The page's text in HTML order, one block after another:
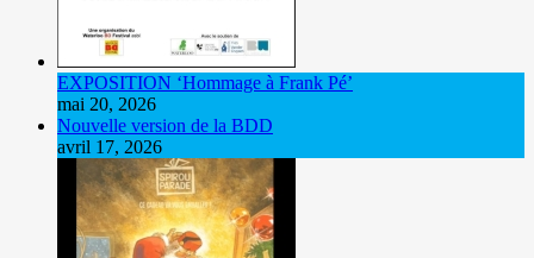
EXPOSITION ‘Hommage à Frank Pé’
mai 20, 2026
Nouvelle version de la BDD
avril 17, 2026